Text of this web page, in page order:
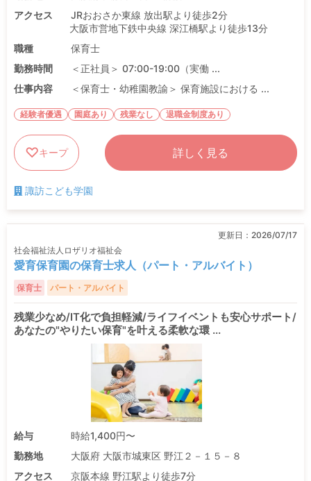
アクセス
JRおおさか東線 放出駅より徒歩2分
大阪市営地下鉄中央線 深江橋駅より徒歩13分
職種
保育士
勤務時間
＜正社員＞ 07:00-19:00（実働 ...
仕事内容
＜保育士・幼稚園教諭＞ 保育施設における ...
経験者優遇 園庭あり 残業なし 退職金制度あり
キープ 詳しく見る
諏訪こども学園
更新日： 2026/07/17
社会福祉法人ロザリオ福祉会
愛育保育園の保育士求人（パート・アルバイト）
保育士 パート・アルバイト
残業少なめ/IT化で負担軽減/ライフイベントも安心サポート/
あなたの"やりたい保育"を叶える柔軟な環 ...
給与
時給1,400円〜
勤務地
大阪府 大阪市城東区 野江２－１５－８
アクセス
京阪本線 野江駅より徒歩7分